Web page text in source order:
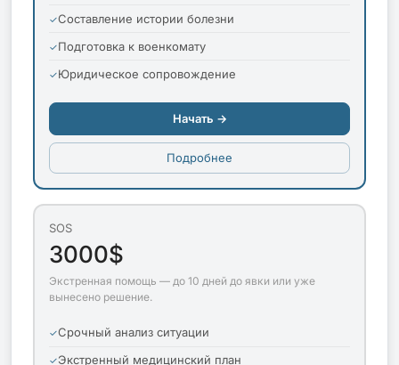
Составление истории болезни
Подготовка к военкомату
Юридическое сопровождение
Начать →
Подробнее
SOS
3000$
Экстренная помощь — до 10 дней до явки или уже
вынесено решение.
Срочный анализ ситуации
Экстренный медицинский план